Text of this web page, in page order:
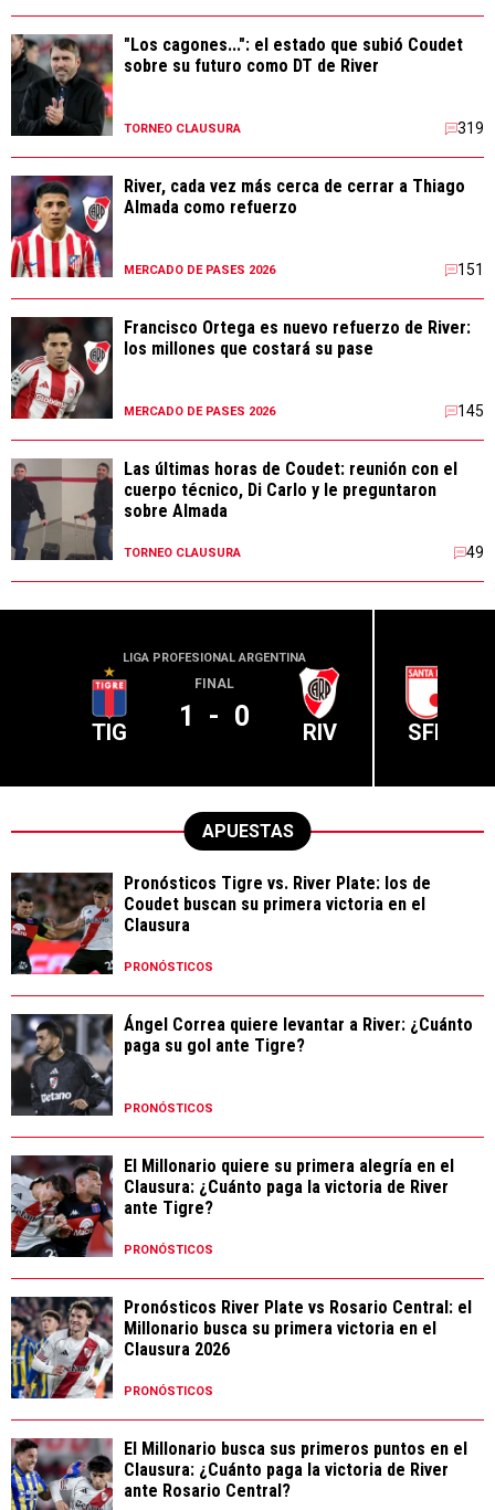
"Los cagones...": el estado que subió Coudet
sobre su futuro como DT de River
TORNEO CLAUSURA 319
River, cada vez más cerca de cerrar a Thiago
Almada como refuerzo
MERCADO DE PASES 2026 151
Francisco Ortega es nuevo refuerzo de River:
los millones que costará su pase
MERCADO DE PASES 2026 145
Las últimas horas de Coudet: reunión con el
cuerpo técnico, Di Carlo y le preguntaron
sobre Almada
TORNEO CLAUSURA 49
LIGA PROFESIONAL ARGENTINA
TIG
FINAL
1 - 0 RIV SFE
APUESTAS
Pronósticos Tigre vs. River Plate: los de
Coudet buscan su primera victoria en el
Clausura
PRONÓSTICOS
Ángel Correa quiere levantar a River: ¿Cuánto
paga su gol ante Tigre?
PRONÓSTICOS
El Millonario quiere su primera alegría en el
Clausura: ¿Cuánto paga la victoria de River
ante Tigre?
PRONÓSTICOS
Pronósticos River Plate vs Rosario Central: el
Millonario busca su primera victoria en el
Clausura 2026
PRONÓSTICOS
El Millonario busca sus primeros puntos en el
Clausura: ¿Cuánto paga la victoria de River
ante Rosario Central?